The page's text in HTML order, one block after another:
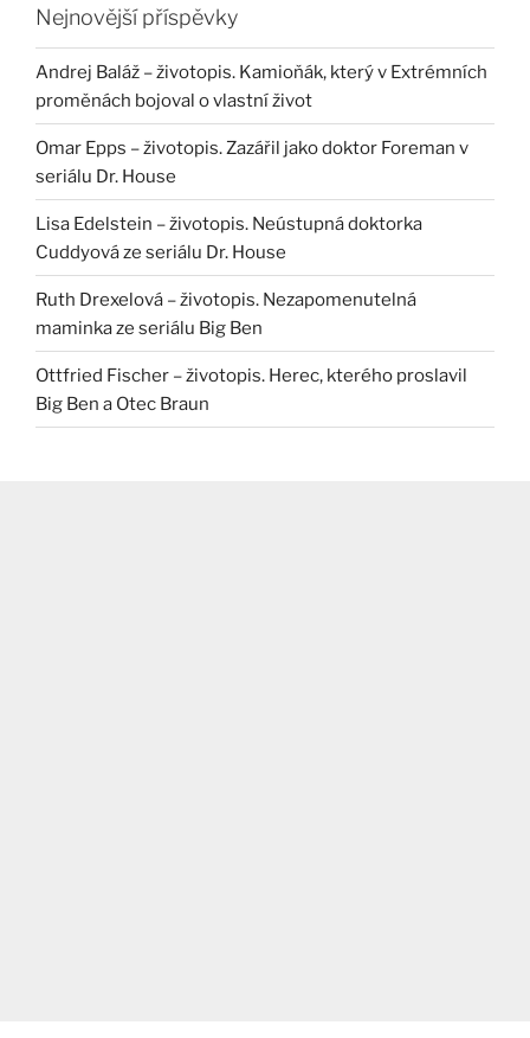
Nejnovější příspěvky
Andrej Baláž – životopis. Kamioňák, který v Extrémních
proměnách bojoval o vlastní život
Omar Epps – životopis. Zazářil jako doktor Foreman v
seriálu Dr. House
Lisa Edelstein – životopis. Neústupná doktorka
Cuddyová ze seriálu Dr. House
Ruth Drexelová – životopis. Nezapomenutelná
maminka ze seriálu Big Ben
Ottfried Fischer – životopis. Herec, kterého proslavil
Big Ben a Otec Braun